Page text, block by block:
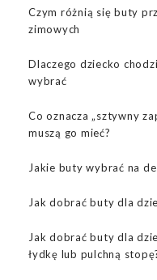
Czym różnią się buty
zimowych
Dlaczego dziecko
wybrać
Co oznacza „sztywny
muszą go mieć?
Jakie buty wybrać na
Jak dobrać buty dla
Jak dobrać buty dla
łydkę lub pulchną